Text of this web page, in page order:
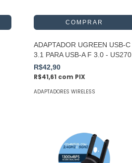
ADAPTADOR UGREEN USB-C
3.1 PARA USB-A F 3.0 - US270
R$42,90
R$41,61 com PIX
ADAPTADORES WIRELESS